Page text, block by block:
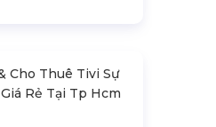
Cho Thuê Tivi Sự
Rẻ Tại Tp Hcm